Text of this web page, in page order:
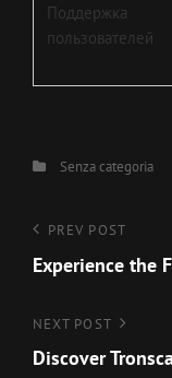
Поддержка
пользователей
CategoriesSenza categoria
Navigazione
articoli
Previous
Post
PREV POST
Experience the
Next
Post
NEXT POST
Discover